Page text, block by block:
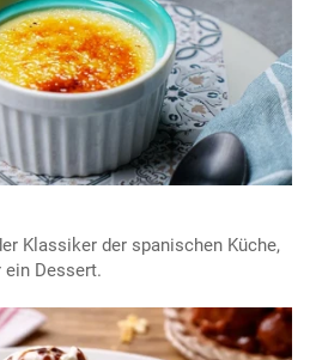
Klassiker der spanischen Küche,
Dessert.